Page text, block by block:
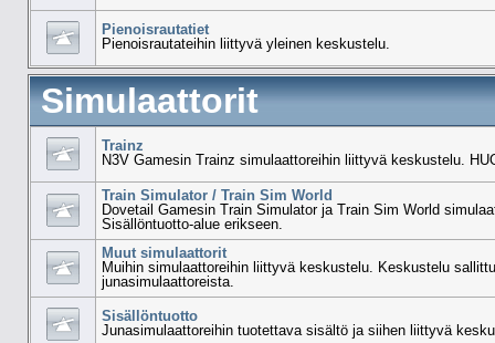
Pienoisrautatiet
Pienoisrautateihin liittyvä yleinen keskustelu.
Simulaattorit
Trainz
N3V Gamesin Trainz simulaattoreihin liittyvä keskustelu.
Train Simulator / Train Sim World
Dovetail Gamesin Train Simulator ja Train Sim World
Sisällöntuotto-alue erikseen.
Muut simulaattorit
Muihin simulaattoreihin liittyvä keskustelu. Keskustelu
junasimulaattoreista.
Sisällöntuotto
Junasimulaattoreihin tuotettava sisältö ja siihen liittyvä